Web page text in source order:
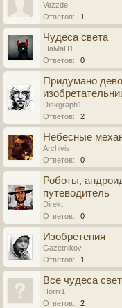
Vezzde
Ответов:
1
Чудеса света
IIIaMaH1
Ответов:
0
Придумано
Diskgraph1
Ответов:
2
Небесные
Archivis
Ответов:
0
Роботы,
путеводитель
Direkt
Ответов:
0
Изобретения
Gazetnikov
Ответов:
1
Все чудеса
Horrr1
Ответов:
2